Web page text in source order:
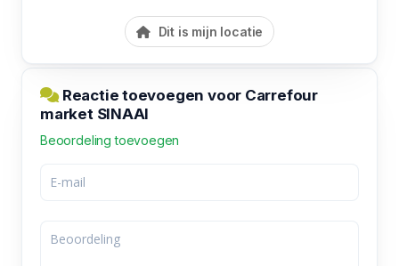
Dit is mijn locatie
Reactie toevoegen voor Carrefour
market SINAAI
Beoordeling toevoegen